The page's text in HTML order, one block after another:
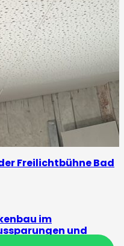
Freilichtbühne Bad
im
und